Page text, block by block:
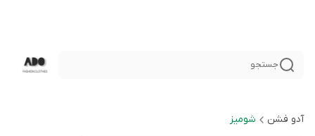
جستجو
آدو فشن شوميز